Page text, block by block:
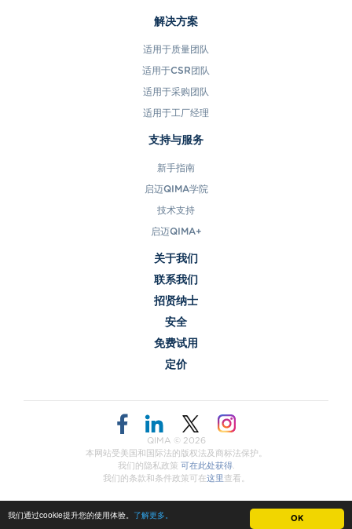
OK
我们通过cookie提升您的使用体验。 了解更多。
解决方案
适用于质量团队
适用于CSR团队
适用于采购团队
适用于工厂经理
支持与服务
新手指南
启迈QIMA学院
技术支持
启迈QIMA+
关于我们
联系我们
招贤纳士
安全
免费试用
定价
QIMA ©
2026
本网站受美国和国际法的版权法及商标法保护。
我们的隐私政策 可在此处获得.
我们的条款和条件政策可在这里查看。
粤ICP备18048722号